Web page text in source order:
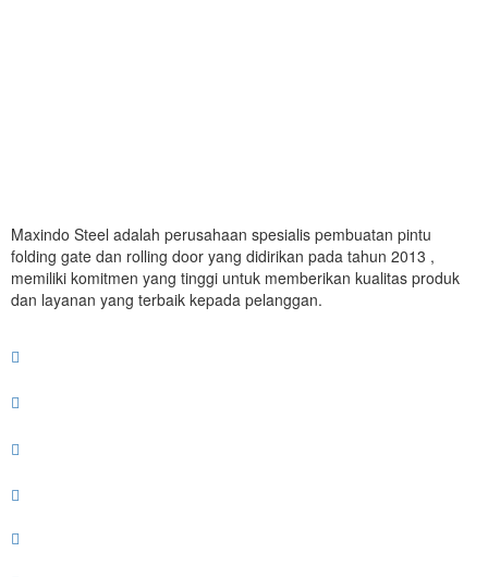
Maxindo Steel adalah perusahaan spesialis pembuatan pintu
folding gate dan rolling door yang didirikan pada tahun 2013 ,
memiliki komitmen yang tinggi untuk memberikan kualitas produk
dan layanan yang terbaik kepada pelanggan.